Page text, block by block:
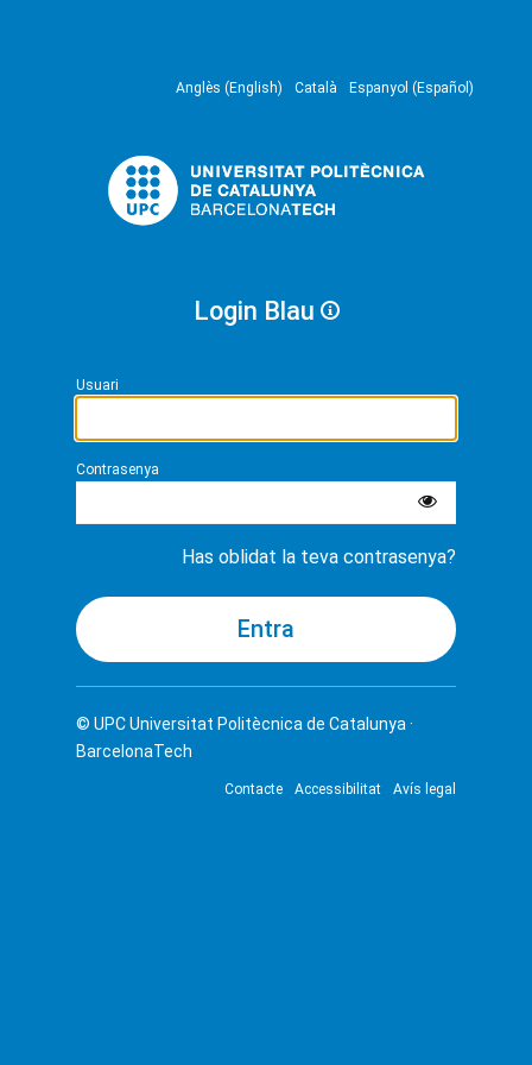
Anglès (English) Català Espanyol (Español)
Login Blau
Usuari
Contrasenya
Has oblidat la teva contrasenya?
© UPCUniversitat Politècnica de Catalunya ·
BarcelonaTech
Contacte Accessibilitat Avís legal